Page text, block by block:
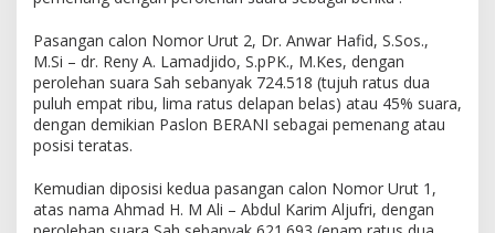
Pasangan calon Nomor Urut 2, Dr. Anwar Hafid, S.Sos.,
M.Si – dr. Reny A. Lamadjido, S.pPK., M.Kes, dengan
perolehan suara Sah sebanyak 724.518 (tujuh ratus dua
puluh empat ribu, lima ratus delapan belas) atau 45% suara,
dengan demikian Paslon BERANI sebagai pemenang atau
posisi teratas.
Kemudian diposisi kedua pasangan calon Nomor Urut 1,
atas nama Ahmad H. M Ali – Abdul Karim Aljufri, dengan